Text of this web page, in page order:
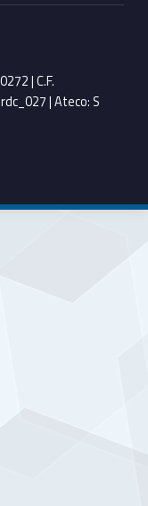
| C.F.
| Ateco: S